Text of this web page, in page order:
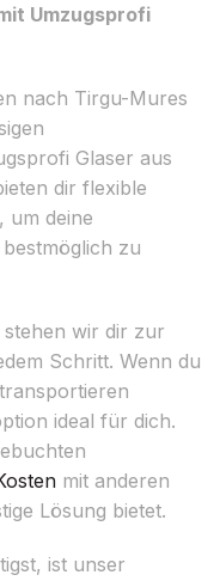
Umzugsprofi
nach Tirgu-Mures
Glaser aus
dir flexible
um deine
zu
wir dir zur
Schritt. Wenn du
ideal für dich.
mit anderen
Lösung bietet.
ist unser